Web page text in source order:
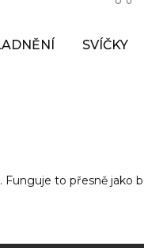
SVÍČKY
to přesně jako